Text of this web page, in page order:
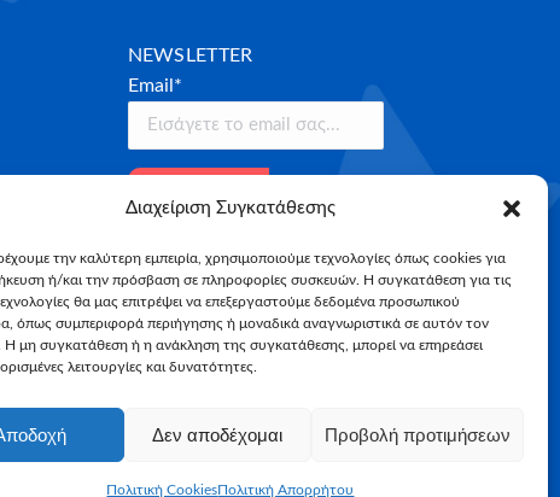
Διαχείριση Συγκατάθεσης
την καλύτερη εμπειρία, χρησιμοποιούμε τεχνολογίες όπως cookies για
ή/και την πρόσβαση σε πληροφορίες συσκευών. Η συγκατάθεση για τις
θα μας επιτρέψει να επεξεργαστούμε δεδομένα προσωπικού
όπως συμπεριφορά περιήγησης ή μοναδικά αναγνωριστικά σε αυτόν τον
Η μη συγκατάθεση ή η ανάκληση της συγκατάθεσης, μπορεί να επηρεάσει
λειτουργίες και δυνατότητες.
Δεν αποδέχομαι Προβολή προτιμήσεων
Πολιτική CookiesΠολιτική Απορρήτου
NEWSLETTER
Email*